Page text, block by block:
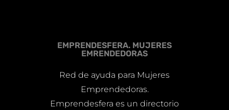
EMPRENDESFERA. MUJERES
EMRENDEDORAS
Red de ayuda para Mujeres
Emprendedoras.
Emprendesfera es un directorio